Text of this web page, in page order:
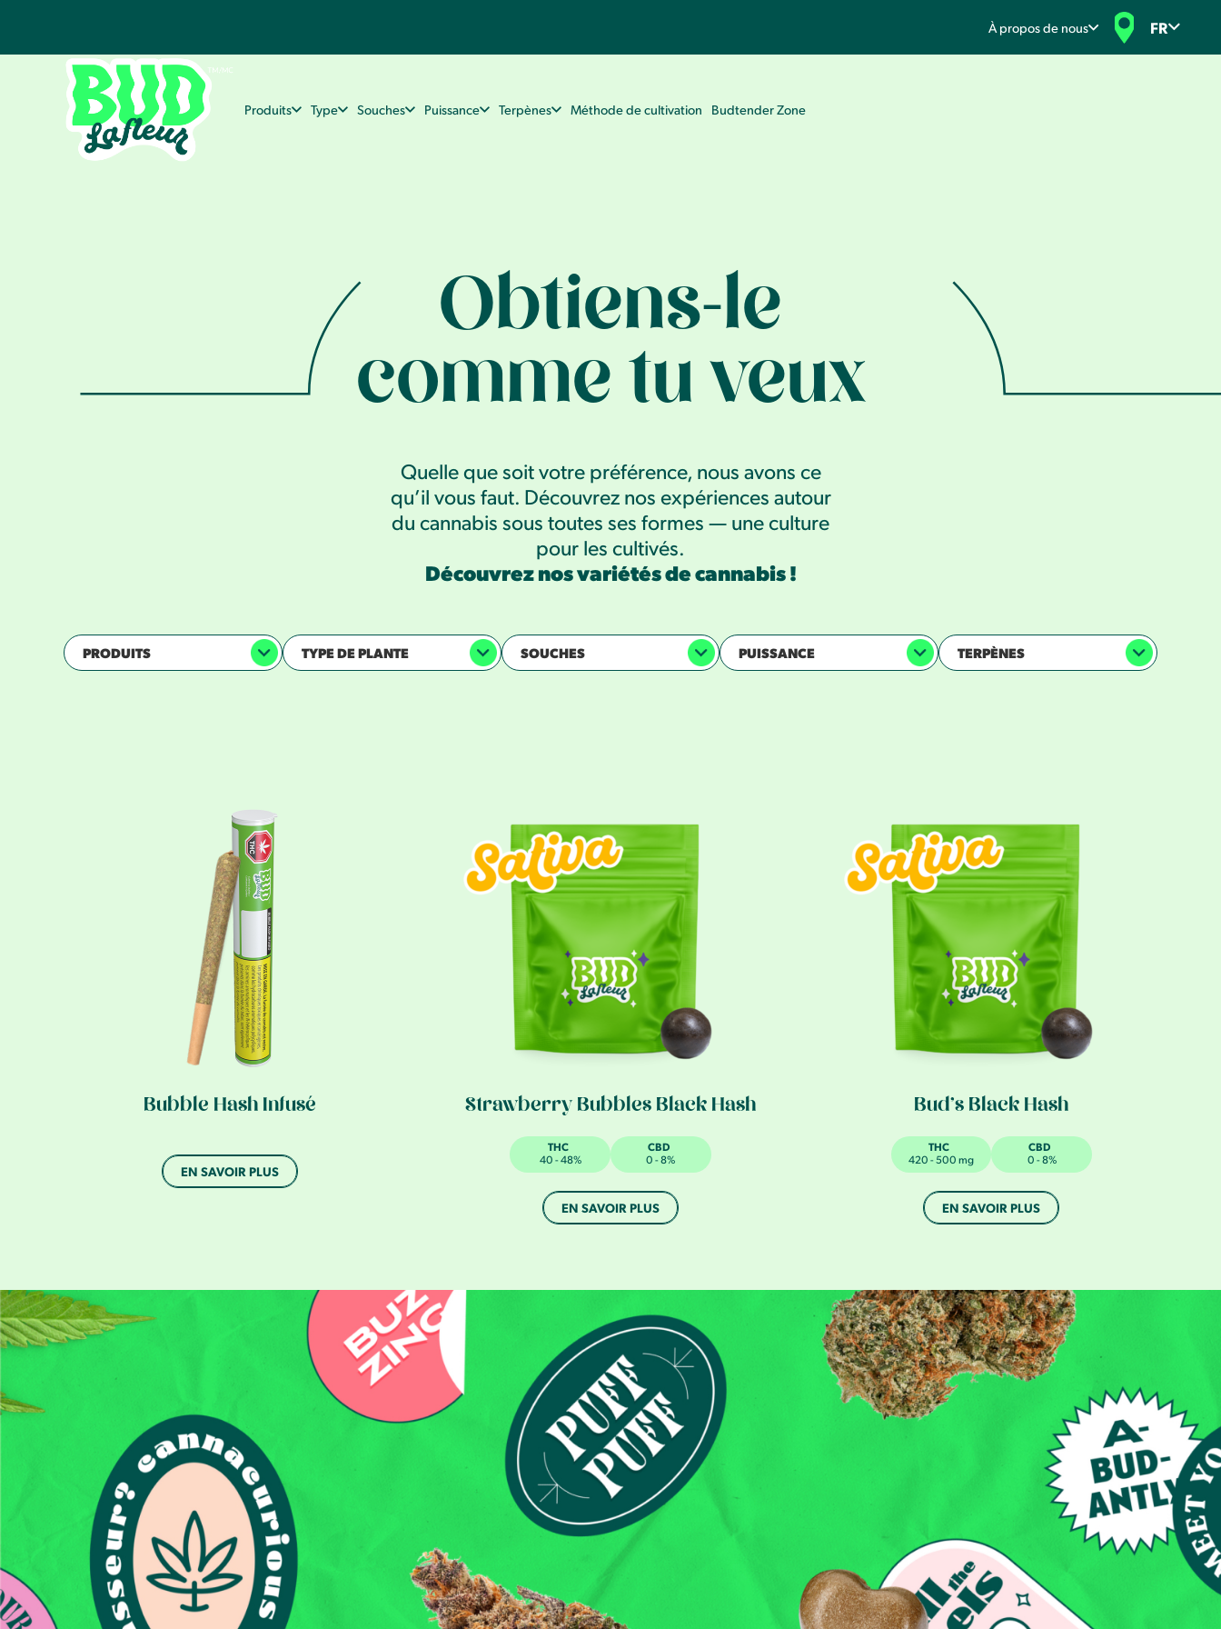
À propos de nous FR
Produits Type Souches Puissance Terpènes Méthode de cultivation Budtender Zone
Obtiens-le
comme tu veux
Quelle que soit votre préférence, nous avons ce
qu’il vous faut. Découvrez nos expériences autour
du cannabis sous toutes ses formes — une culture
pour les cultivés.
Découvrez nos variétés de cannabis !
PRODUITS TYPE DE PLANTE SOUCHES PUISSANCE TERPÈNES
Bubble Hash Infusé
EN SAVOIR PLUS
Strawberry Bubbles Black Hash
THC
40 - 48%
CBD
0 - 8%
EN SAVOIR PLUS
Bud’s Black Hash
THC
420 - 500 mg
CBD
0 - 8%
EN SAVOIR PLUS